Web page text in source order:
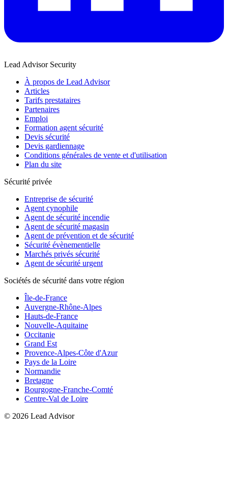
Lead Advisor Security
À propos de Lead Advisor
Articles
Tarifs prestataires
Partenaires
Emploi
Formation agent sécurité
Devis sécurité
Devis gardiennage
Conditions générales de vente et d'utilisation
Plan du site
Sécurité privée
Entreprise de sécurité
Agent cynophile
Agent de sécurité incendie
Agent de sécurité magasin
Agent de prévention et de sécurité
Sécurité évènementielle
Marchés privés sécurité
Agent de sécurité urgent
Sociétés de sécurité dans votre région
Île-de-France
Auvergne-Rhône-Alpes
Hauts-de-France
Nouvelle-Aquitaine
Occitanie
Grand Est
Provence-Alpes-Côte d'Azur
Pays de la Loire
Normandie
Bretagne
Bourgogne-Franche-Comté
Centre-Val de Loire
© 2026 Lead Advisor